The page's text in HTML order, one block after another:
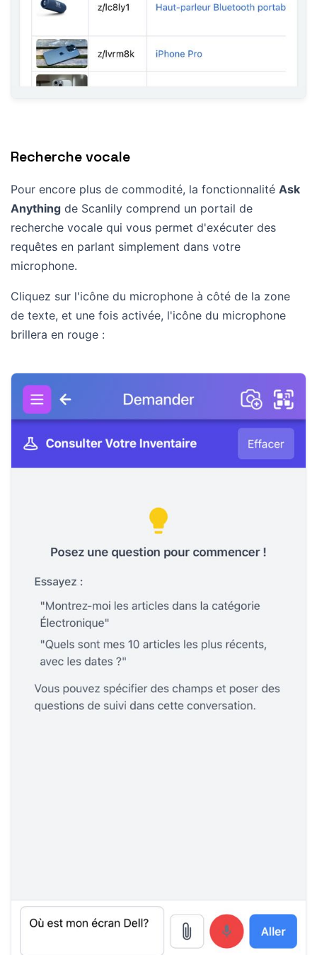
Recherche vocale
Pour encore plus de commodité, la fonctionnalité Ask
Anything de Scanlily comprend un portail de
recherche vocale qui vous permet d'exécuter des
requêtes en parlant simplement dans votre
microphone.
Cliquez sur l'icône du microphone à côté de la zone
de texte, et une fois activée, l'icône du microphone
brillera en rouge :